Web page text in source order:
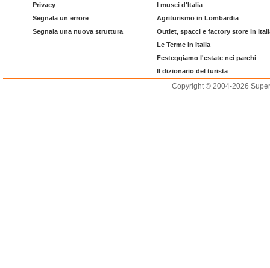
Privacy
Segnala un errore
Segnala una nuova struttura
I musei d'Italia
Agriturismo in Lombardia
Outlet, spacci e factory store in
Le Terme in Italia
Festeggiamo l'estate nei parchi
Il dizionario del turista
Copyright © 2004-2026